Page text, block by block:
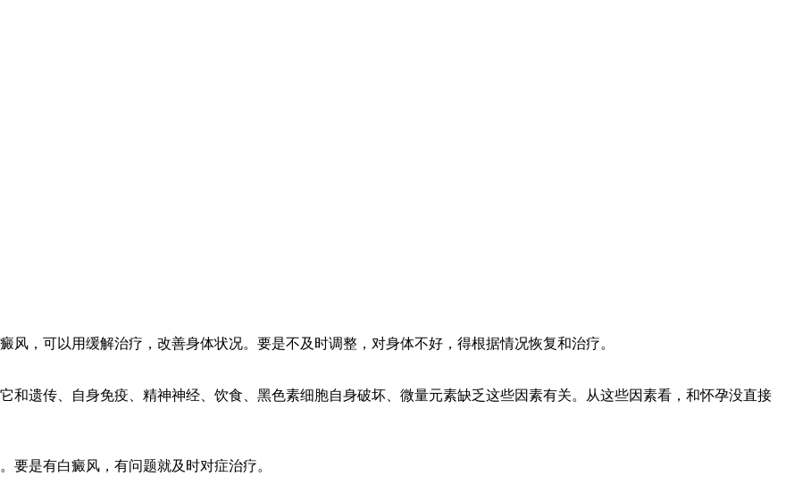
，可以用缓解治疗，改善身体状况。要是不及时调整，对身体不好，得根据情况恢复和治疗。
和遗传、自身免疫、精神神经、饮食、黑色素细胞自身破坏、微量元素缺乏这些因素有关。从这些因素看，和怀孕没直接
要是有白癜风，有问题就及时对症治疗。